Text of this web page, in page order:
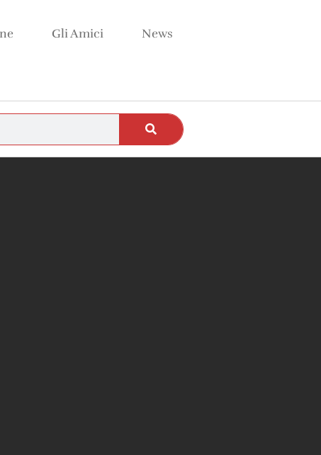
Gli Amici News